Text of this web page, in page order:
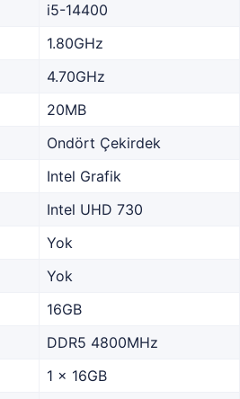
i5-14400
1.80GHz
4.70GHz
20MB
Ondört Çekirdek
Intel Grafik
Intel UHD 730
Yok
Yok
16GB
DDR5 4800MHz
1 x 16GB